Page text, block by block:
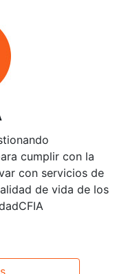
cumplir con la
con servicios de
de vida de los